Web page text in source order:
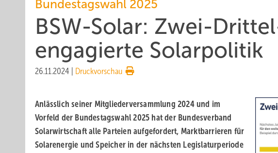
Bundestagswahl 2025
BSW-Solar: Zwei-
engagierte Solarpolitik
26.11.2024 Druckvorschau
Anlässlich seiner Mitglieder­versammlung 2024 und im
Vorfeld der Bundestagswahl 2025 hat der Bundes­ver­band
Solarwirtschaft alle Parteien aufgefordert, Markt­barrieren für
Solarenergie und Speicher in der nächsten Legislatur­periode